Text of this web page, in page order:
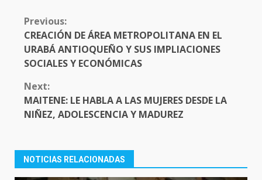
CONTINUE
READING
Previous:
CREACIÓN DE ÁREA METROPOLITANA EN EL
URABÁ ANTIOQUEÑO Y SUS IMPLIACIONES
SOCIALES Y ECONÓMICAS
Next:
MAITENE: LE HABLA A LAS MUJERES DESDE LA
NIÑEZ, ADOLESCENCIA Y MADUREZ
NOTICIAS RELACIONADAS